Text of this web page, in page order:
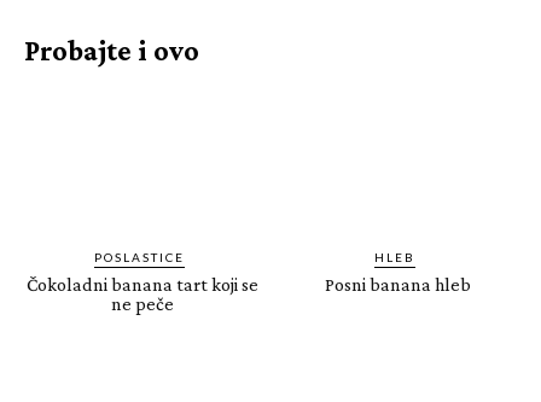
Probajte i ovo
POSLASTICE
Čokoladni banana tart koji se
ne peče
HLEB
Posni banana hleb